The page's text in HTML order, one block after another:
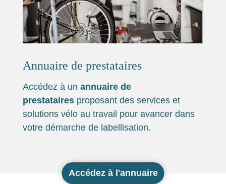
Annuaire de prestataires
Accédez à un annuaire de
prestatairesproposant des services et
solutions vélo au travail pour avancer dans
votre démarche de labellisation.
Accédez à l'annuaire